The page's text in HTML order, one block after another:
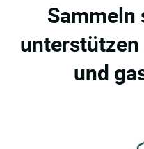
Sammeln
und